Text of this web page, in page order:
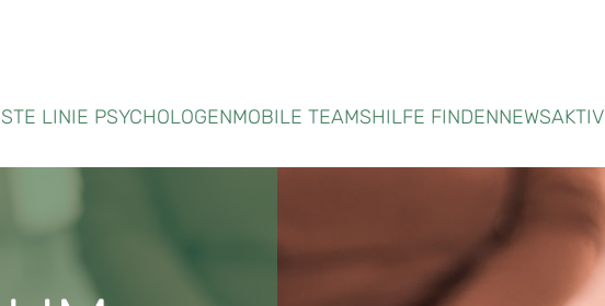
LINIE PSYCHOLOGENMOBILE TEAMSHILFE FINDENNEWS